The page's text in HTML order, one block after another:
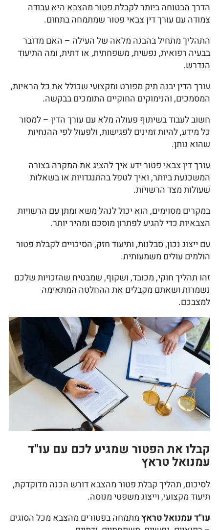
הדרך הבטוחה ביותר לקבלת פטור מהצבא היא עבודה
צמודה עם עורך דין צבאי פטור שמתמחה בתחום.
התהליך מתחיל בהבנה מלאה של העילה – האם מדובר
בבעיה רפואית, נפשית, משפחתית, או דתית, ומה התיעוד
הנדרש.
עורך הדין יבנה תיק מפורט ומקצועי שכולל את כל הראיות,
המסמכים, והנימוקים החוקיים התומכים בבקשה.
חשוב לעבוד בשיתוף פעולה מלא עם עורך הדין – למסור
כל מידע, להיות זמינים לפגישות, ולפעול לפי ההנחיות
שהוא נותן.
עורך דין צבאי פטור ידע איך להציג את המקרה בצורה
המשכנעת ביותר, ואיך לטפל בהתנגדויות או בשאלות
שעולות מצד הרשויות.
במקרים מסוימים, הוא יכול לנהל משא ומתן עם הרשויות
הצבאיות כדי להגיע לפתרון מוסכם ומהיר יותר.
עם ייצוג נכון, סבלנות, ותיעוד חזק, הסיכויים לקבלת פטור
הולמים עולים משמעותית.
זהו תהליך חוקי, מכובד, ושקוף, שמבטיח שהזכויות שלכם
נשמרות ושאתם מקבלים את ההחלטה המתאימה
למצבכם.
קבלו את הפטור שמגיע לכם עם עו"ד
עמנואל טראץ
לסיכום, תהליך קבלת פטור מהצבא דורש הכנה מדוקדקת,
תיעוד מקצועי, וייצוג משפטי מנוסה.
עו"ד עמנואל טראץמתמחה בפטורים מהצבא מכל הסוגים